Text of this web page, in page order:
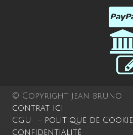
© Copyright jean
contrat ici
CGU
- politique de
confidentialité